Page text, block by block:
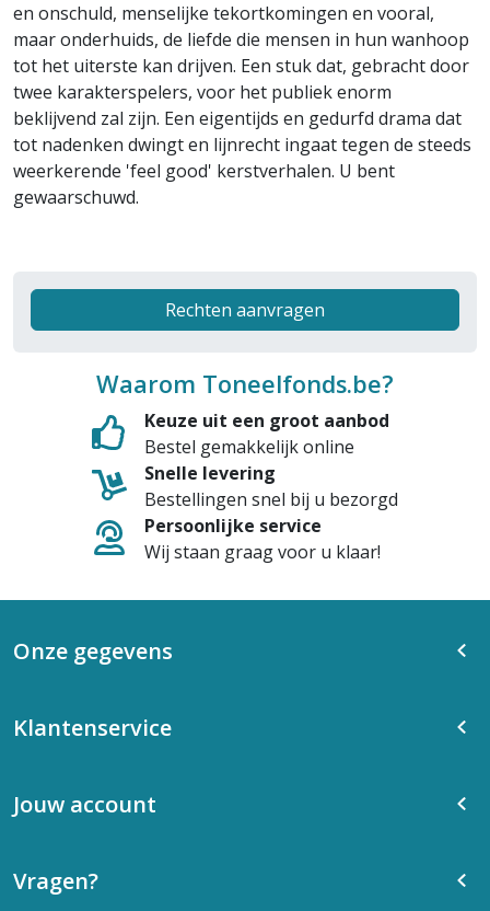
en onschuld, menselijke tekortkomingen en vooral,
maar onderhuids, de liefde die mensen in hun wanhoop
tot het uiterste kan drijven. Een stuk dat, gebracht door
twee karakterspelers, voor het publiek enorm
beklijvend zal zijn. Een eigentijds en gedurfd drama dat
tot nadenken dwingt en lijnrecht ingaat tegen de steeds
weerkerende 'feel good' kerstverhalen. U bent
gewaarschuwd.
Rechten aanvragen
Waarom Toneelfonds.be?
Keuze uit een groot aanbod
Bestel gemakkelijk online
Snelle levering
Bestellingen snel bij u bezorgd
Persoonlijke service
Wij staan graag voor u klaar!
Onze gegevens
Klantenservice
Jouw account
Vragen?